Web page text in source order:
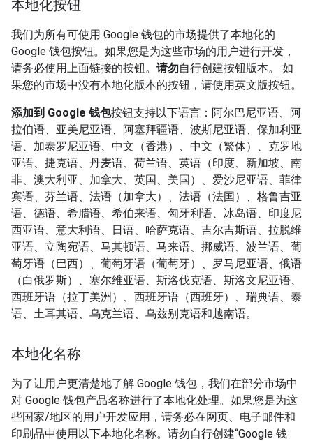
本地化按钮
我们为所有可使用 Google 钱包的市场提供了本地化的
Google 钱包按钮。如果您是为这些市场的用户进行开发，
请务必使用上面链接的按钮。 请勿自行创建按钮版本。 如
果您的市场中没有本地化版本的按钮，请使用英文版按钮。
添加到 Google 钱包按钮支持以下语言：阿尔巴尼亚语、阿
拉伯语、亚美尼亚语、阿塞拜疆语、波斯尼亚语、保加利亚
语、加泰罗尼亚语、中文（香港）、中文（繁体）、克罗地
亚语、捷克语、丹麦语、荷兰语、英语（印度、新加坡、南
非、澳大利亚、加拿大、英国、美国）、爱沙尼亚语、菲律
宾语、芬兰语、法语（加拿大）、法语（法国）、格鲁吉亚
语、德语、希腊语、希伯来语、匈牙利语、冰岛语、印度尼
西亚语、意大利语、日语、哈萨克语、吉尔吉斯语、拉脱维
亚语、立陶宛语、马其顿语、马来语、挪威语、波兰语、葡
萄牙语（巴西）、葡萄牙语（葡萄牙）、罗马尼亚语、俄语
（白俄罗斯）、塞尔维亚语、斯洛伐克语、斯洛文尼亚语、
西班牙语（拉丁美洲）、西班牙语（西班牙）、瑞典语、泰
语、土耳其语、乌克兰语、乌兹别克语和越南语。
本地化名称
为了让用户更清楚地了解 Google 钱包，我们在部分市场中
对 Google 钱包产品名称进行了本地化处理。如果您是为这
些国家/地区的用户开发应用，请务必在网页、电子邮件和
印刷品中使用以下本地化名称。请勿自行创建“Google 钱